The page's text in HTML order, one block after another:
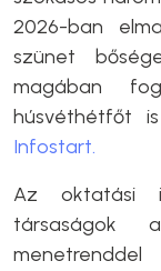
2026-ban
szünet
magában
húsvéthétfőt
Infostart.
Az oktatási
társaságok